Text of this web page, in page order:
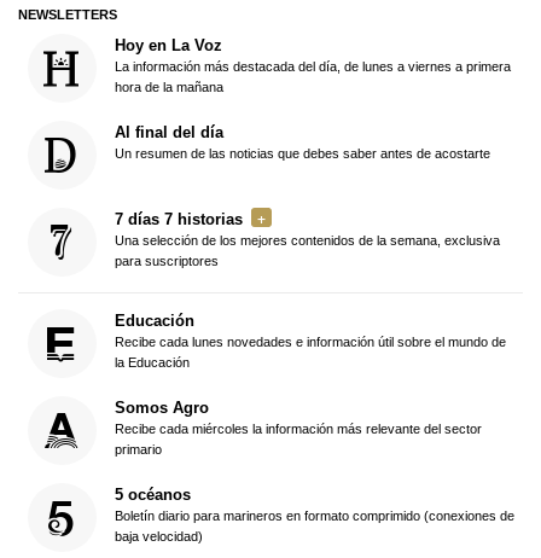
NEWSLETTERS
Hoy en La Voz
La información más destacada del día, de lunes a viernes a primera
hora de la mañana
Al final del día
Un resumen de las noticias que debes saber antes de acostarte
7 días 7 historias
Una selección de los mejores contenidos de la semana, exclusiva
para suscriptores
Educación
Recibe cada lunes novedades e información útil sobre el mundo de
la Educación
Somos Agro
Recibe cada miércoles la información más relevante del sector
primario
5 océanos
Boletín diario para marineros en formato comprimido (conexiones de
baja velocidad)